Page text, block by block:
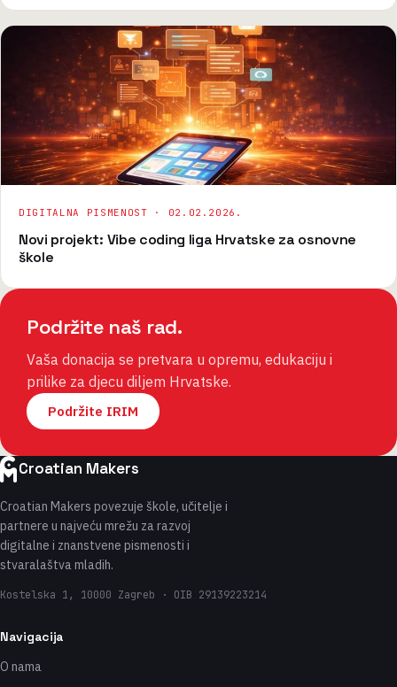
DIGITALNA PISMENOST · 02.02.2026.
Novi projekt: Vibe coding liga Hrvatske za osnovne
škole
Podržite naš rad.
Vaša donacija se pretvara u opremu, edukaciju i
prilike za djecu diljem Hrvatske.
Podržite IRIM
Croatian Makers
Croatian Makers povezuje škole, učitelje i
partnere u najveću mrežu za razvoj
digitalne i znanstvene pismenosti i
stvaralaštva mladih.
Kostelska 1, 10000 Zagreb · OIB 29139223214
Navigacija
O nama